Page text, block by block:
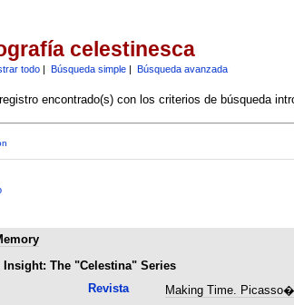
celestinesca
todo| Búsqueda simple| Búsqueda avanzada
encontrado(s) con los criterios de búsqueda
Insight: The "Celestina" Series
Revista Making Time.